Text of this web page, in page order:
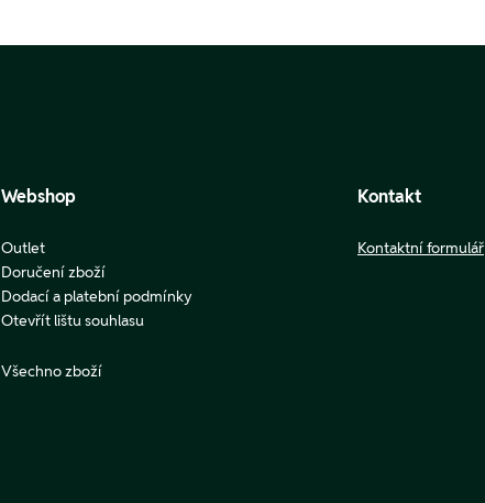
Webshop
Outlet
Doručení zboží
Dodací a platební podmínky
Otevřít lištu souhlasu
Všechno zboží
Kontakt
Kontaktní formulář